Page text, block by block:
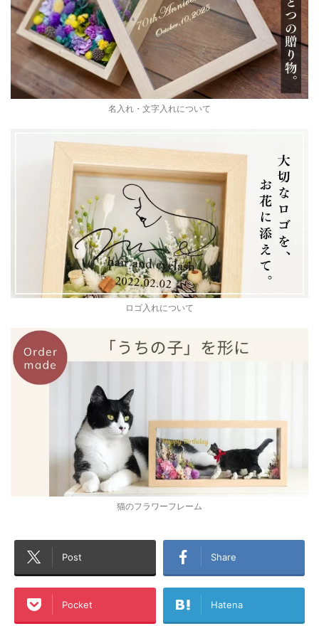
名入れ・文字入れについて
ロゴ入れについて
猫のフラワーフレーム
Post Share
Pocket Hatena